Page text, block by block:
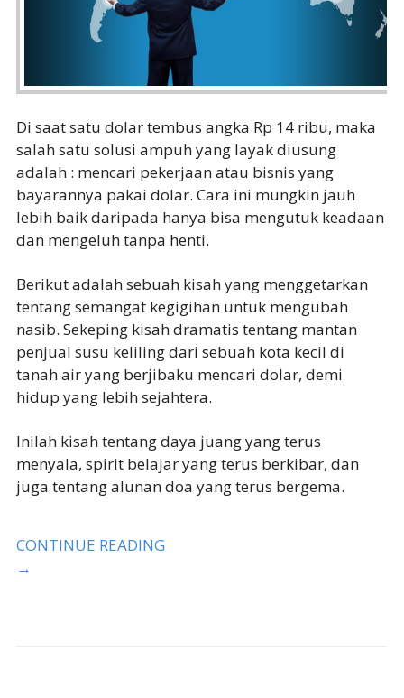
Di saat satu dolar tembus angka Rp 14 ribu, maka
salah satu solusi ampuh yang layak diusung
adalah : mencari pekerjaan atau bisnis yang
bayarannya pakai dolar. Cara ini mungkin jauh
lebih baik daripada hanya bisa mengutuk keadaan
dan mengeluh tanpa henti.
Berikut adalah sebuah kisah yang menggetarkan
tentang semangat kegigihan untuk mengubah
nasib. Sekeping kisah dramatis tentang mantan
penjual susu keliling dari sebuah kota kecil di
tanah air yang berjibaku mencari dolar, demi
hidup yang lebih sejahtera.
Inilah kisah tentang daya juang yang terus
menyala, spirit belajar yang terus berkibar, dan
juga tentang alunan doa yang terus bergema.
CONTINUE READING
→